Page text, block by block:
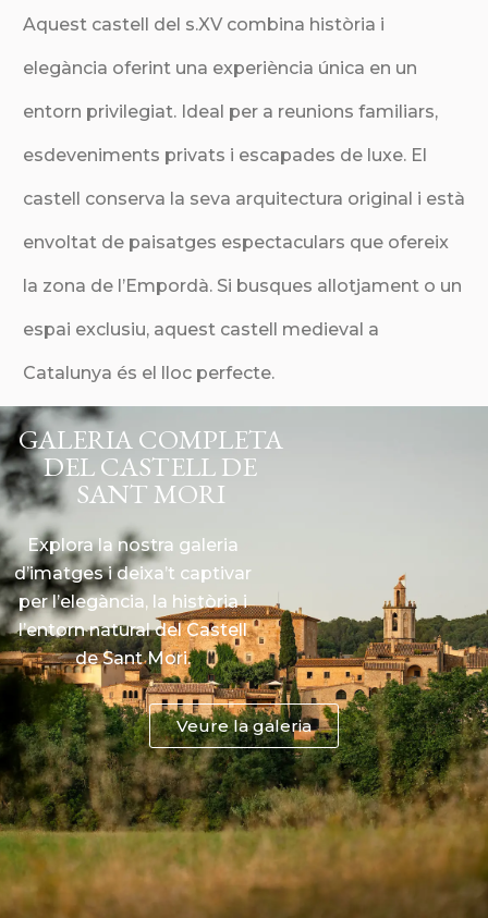
Aquest castell del s.XV combina història i
elegància oferint una experiència única en un
entorn privilegiat. Ideal per a reunions familiars,
esdeveniments privats i escapades de luxe. El
castell conserva la seva arquitectura original i està
envoltat de paisatges espectaculars que ofereix
la zona de l’Empordà. Si busques allotjament o un
espai exclusiu, aquest castell medieval a
Catalunya és el lloc perfecte.
GALERIA COMPLETA
DEL CASTELL DE
SANT MORI
Explora la nostra galeria
d’imatges i deixa’t captivar
per l’elegància, la història i
l’entorn natural del Castell
de Sant Mori.
Veure la galeria